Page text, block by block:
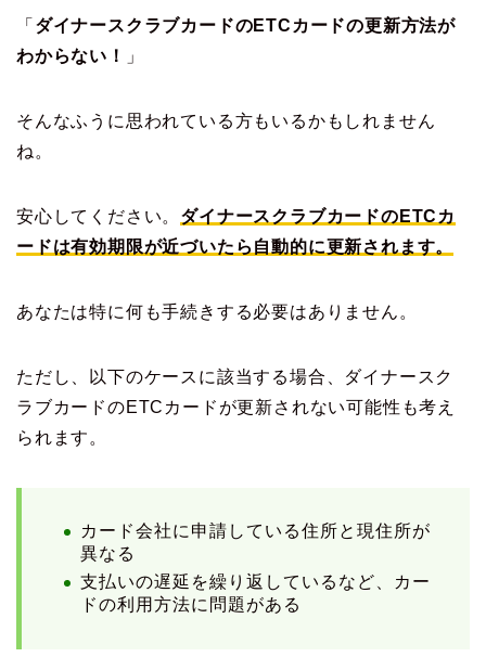
「 ダイナースクラブカードのETCカードの更新方法が
わからない！
」
そんなふうに思われている方もいるかもしれません
ね。
安心してください。 ダイナースクラブカードのETCカ
ードは有効期限が近づいたら自動的に更新されます。
あなたは特に何も手続きする必要はありません。
ただし、以下のケースに該当する場合、ダイナースク
ラブカードのETCカードが更新されない可能性も考え
られます。
カード会社に申請している住所と現住所が
異なる
支払いの遅延を繰り返しているなど、カー
ドの利用方法に問題がある